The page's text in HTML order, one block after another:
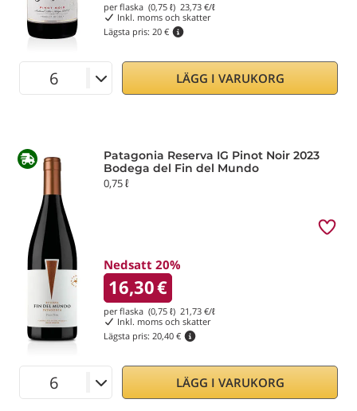
per flaska (0,75 ℓ) 23,73 €/ℓ
Inkl. moms och skatter
Lägsta pris: 20 €
LÄGG I VARUKORG
Patagonia Reserva IG Pinot Noir 2023
Bodega del Fin del Mundo
0,75 ℓ
Nedsatt 20%
16,30€
per flaska (0,75 ℓ) 21,73 €/ℓ
Inkl. moms och skatter
Lägsta pris: 20,40 €
LÄGG I VARUKORG